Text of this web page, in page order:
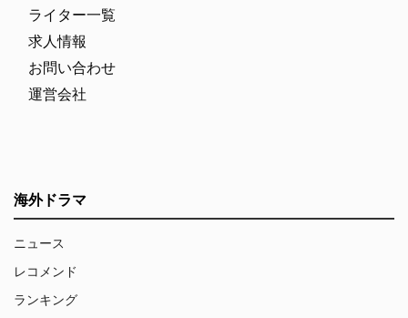
ライター一覧
求人情報
お問い合わせ
運営会社
海外ドラマ
ニュース
レコメンド
ランキング